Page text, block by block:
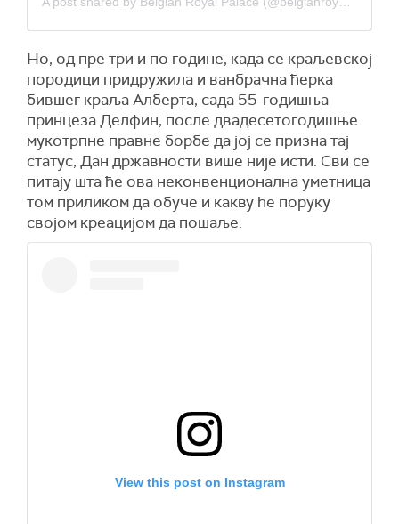
Но, од пре три и по године, када се краљевској
породици придружила и ванбрачна ћерка
бившег краља Алберта, сада 55-годишња
принцеза Делфин, после двадесетогодишње
мукотрпне правне борбе да јој се призна тај
статус, Дан државности више није исти. Сви се
питају шта ће ова неконвенционална уметница
том приликом да обуче и какву ће поруку
својом креацијом да пошаље.
View this post on Instagram